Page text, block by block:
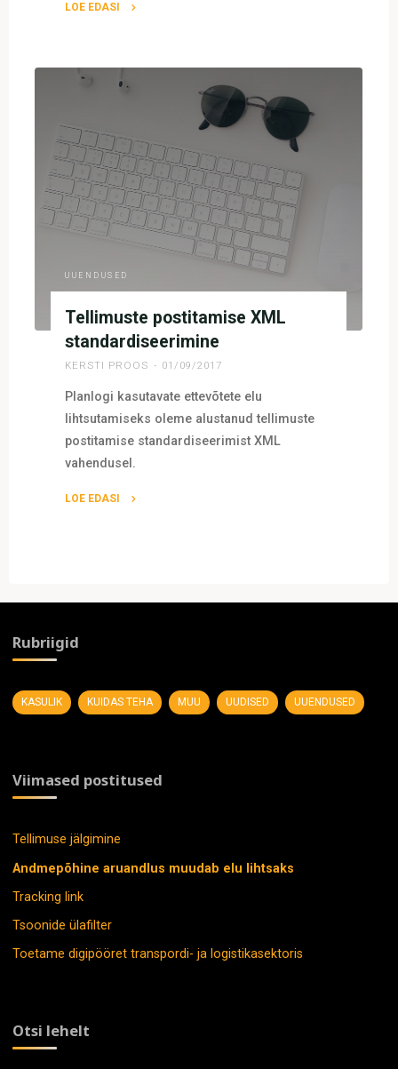
LOE EDASI
arenduste
UUENDUSED
Tellimuste postitamise XML
standardiseerimine
KERSTI PROOS 01/09/2017
Planlogi kasutavate ettevõtete elu
lihtsutamiseks oleme alustanud tellimuste
postitamise standardiseerimist XML
vahendusel.
LOE EDASI
Rubriigid
KASULIK KUIDAS TEHA MUU UUDISED UUENDUSED
Viimased postitused
Tellimuse jälgimine
Andmepõhine aruandlus muudab elu lihtsaks
Tracking link
Tsoonide ülafilter
Toetame digipööret transpordi- ja logistikasektoris
Otsi lehelt